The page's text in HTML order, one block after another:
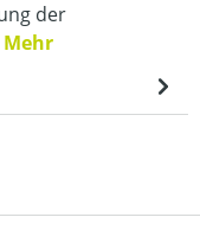
der
Mehr